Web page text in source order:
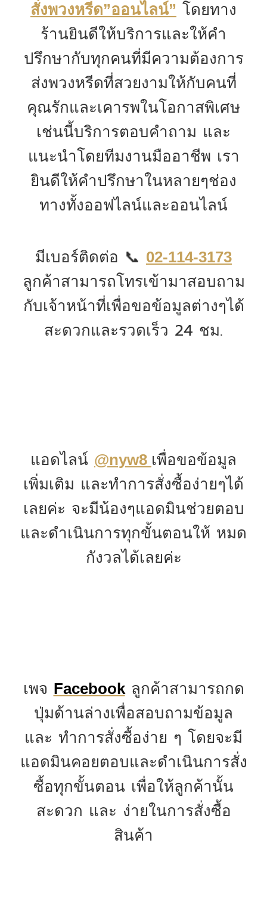
สั่งพวงหรีด”ออนไลน์” โดยทาง
ร้านยินดีให้บริการและให้คำ
ปรึกษากับทุกคนที่มีความต้องการ
ส่งพวงหรีดที่สวยงามให้กับคนที่
คุณรักและเคารพในโอกาสพิเศษ
เช่นนี้บริการตอบคำถาม และ
แนะนำโดยทีมงานมืออาชีพ เรา
ยินดีให้คำปรึกษาในหลายๆช่อง
ทางทั้งออฟไลน์และออนไลน์
มีเบอร์ติดต่อ 📞 02-114-3173
ลูกค้าสามารถโทรเข้ามาสอบถาม
กับเจ้าหน้าที่เพื่อขอข้อมูลต่างๆได้
สะดวกและรวดเร็ว 24 ชม.
แอดไลน์ @nyw8 เพื่อขอข้อมูล
เพิ่มเติม และทำการสั่งซื้อง่ายๆได้
เลยค่ะ จะมีน้องๆแอดมินช่วยตอบ
และดำเนินการทุกขั้นตอนให้ หมด
กังวลได้เลยค่ะ
เพจFacebookลูกค้าสามารถกด
ปุ่มด้านล่างเพื่อสอบถามข้อมูล
และ ทำการสั่งซื้อง่าย ๆ โดยจะมี
แอดมินคอยตอบและดำเนินการสั่ง
ซื้อทุกขั้นตอน เพื่อให้ลูกค้านั้น
สะดวก และ ง่ายในการสั่งซื้อ
สินค้า